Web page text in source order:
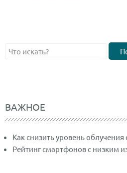
ВАЖНОЕ
Как снизить уровень
Рейтинг смартфонов с низким